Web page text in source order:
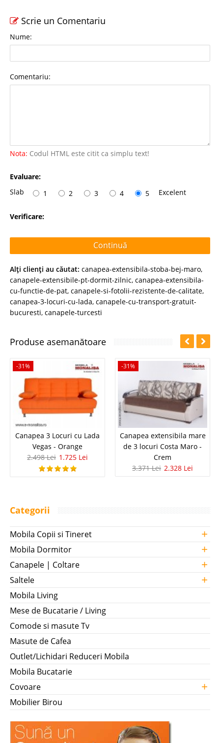
Scrie un Comentariu
Nume:
Comentariu:
Nota: Codul HTML este citit ca simplu text!
Evaluare:
Slab
1 2 3 4 5 Excelent
Verificare:
Continuă
Alţi clienţi au căutat: canapea-extensibila-stoba-bej-maro,
canapele-extensibile-pt-dormit-zilnic, canapea-extensibila-
cu-functie-de-pat, canapele-si-fotolii-rezistente-de-calitate,
canapea-3-locuri-cu-lada, canapele-cu-transport-gratuit-
bucuresti, canapele-turcesti
Produse asemanătoare
-31%
Canapea 3 Locuri cu Lada
Vegas - Orange
2.498 Lei 1.725 Lei
-31%
Canapea extensibila mare
de 3 locuri Costa Maro -
Crem
3.371 Lei 2.328 Lei
Categorii
Mobila Copii si Tineret +
Mobila Dormitor +
Canapele | Coltare +
Saltele +
Mobila Living
Mese de Bucatarie / Living
Comode si masute Tv
Masute de Cafea
Outlet/Lichidari Reduceri Mobila
Mobila Bucatarie
Covoare
+
Mobilier Birou